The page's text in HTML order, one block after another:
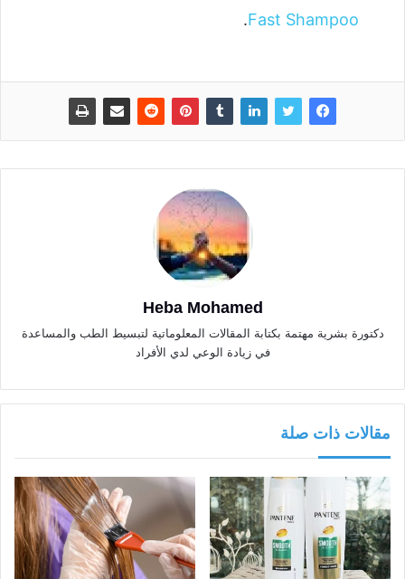
Fast Shampoo
.
Heba Mohamed
دكتورة بشرية مهتمة بكتابة المقالات المعلوماتية لتبسيط الطب والمساعدة
في زيادة الوعي لدي الأفراد
مقالات ذات صلة